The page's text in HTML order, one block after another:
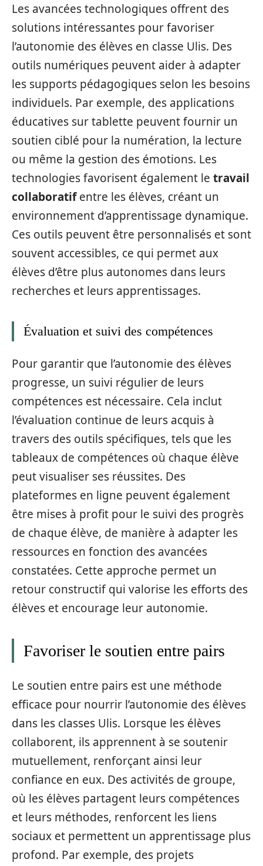
Les avancées technologiques offrent des
solutions intéressantes pour favoriser
l’autonomie des élèves en classe Ulis. Des
outils numériques peuvent aider à adapter
les supports pédagogiques selon les besoins
individuels. Par exemple, des applications
éducatives sur tablette peuvent fournir un
soutien ciblé pour la numération, la lecture
ou même la gestion des émotions. Les
technologies favorisent également le travail
collaboratifentre les élèves, créant un
environnement d’apprentissage dynamique.
Ces outils peuvent être personnalisés et sont
souvent accessibles, ce qui permet aux
élèves d’être plus autonomes dans leurs
recherches et leurs apprentissages.
Évaluation et suivi des compétences
Pour garantir que l’autonomie des élèves
progresse, un suivi régulier de leurs
compétences est nécessaire. Cela inclut
l’évaluation continue de leurs acquis à
travers des outils spécifiques, tels que les
tableaux de compétences où chaque élève
peut visualiser ses réussites. Des
plateformes en ligne peuvent également
être mises à profit pour le suivi des progrès
de chaque élève, de manière à adapter les
ressources en fonction des avancées
constatées. Cette approche permet un
retour constructif qui valorise les efforts des
élèves et encourage leur autonomie.
Favoriser le soutien entre pairs
Le soutien entre pairs est une méthode
efficace pour nourrir l’autonomie des élèves
dans les classes Ulis. Lorsque les élèves
collaborent, ils apprennent à se soutenir
mutuellement, renforçant ainsi leur
confiance en eux. Des activités de groupe,
où les élèves partagent leurs compétences
et leurs méthodes, renforcent les liens
sociaux et permettent un apprentissage plus
profond. Par exemple, des projets